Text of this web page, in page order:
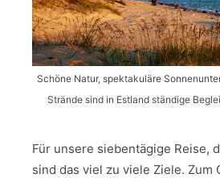
Schöne Natur, spektakuläre
Strände sind in Estland ständige
Für unsere siebentägige Reise,
sind das viel zu viele Ziele. Zum